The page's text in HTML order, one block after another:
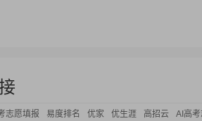
志愿填报 易度排名 优家 优生涯 高招云 AI高考